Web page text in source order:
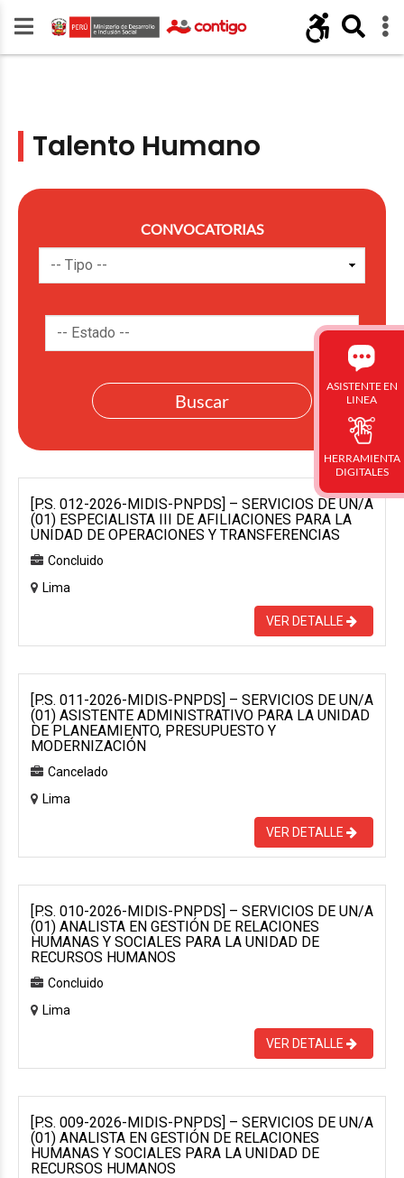
Talento Humano
CONVOCATORIAS
[P.S. 012-2026-MIDIS-PNPDS] – SERVICIOS DE UN/A
(01) ESPECIALISTA III DE AFILIACIONES PARA LA
UNIDAD DE OPERACIONES Y TRANSFERENCIAS
Concluido
Lima
VER DETALLE
[P.S. 011-2026-MIDIS-PNPDS] – SERVICIOS DE UN/A
(01) ASISTENTE ADMINISTRATIVO PARA LA UNIDAD
DE PLANEAMIENTO, PRESUPUESTO Y
MODERNIZACIÓN
Cancelado
Lima
VER DETALLE
[P.S. 010-2026-MIDIS-PNPDS] – SERVICIOS DE UN/A
(01) ANALISTA EN GESTIÓN DE RELACIONES
HUMANAS Y SOCIALES PARA LA UNIDAD DE
RECURSOS HUMANOS
Concluido
Lima
VER DETALLE
[P.S. 009-2026-MIDIS-PNPDS] – SERVICIOS DE UN/A
(01) ANALISTA EN GESTIÓN DE RELACIONES
HUMANAS Y SOCIALES PARA LA UNIDAD DE
RECURSOS HUMANOS
ASISTENTE EN
LINEA
HERRAMIENTA
DIGITALES